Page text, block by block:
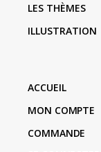
LES THÈMES
ILLUSTRATION
ACCUEIL
MON COMPTE
COMMANDE